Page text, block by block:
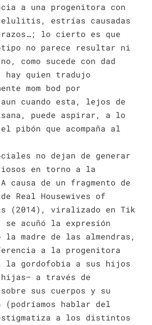
a una progenitora con
estrías causadas
lo cierto es que
no parece resultar ni
como sucede con dad
hay quien tradujo
mom bod por
cuando esta, lejos de
puede aspirar, a lo
pibón que acompaña al
no dejan de generar
en torno a la
causa de un fragmento de
Real Housewives of
(2014), viralizado en Tik
se acuñó la expresión
la madre de las almendras,
a la progenitora
la gordofobia a sus hijos
a través de
sus cuerpos y su
(podríamos hablar del
a los distintos